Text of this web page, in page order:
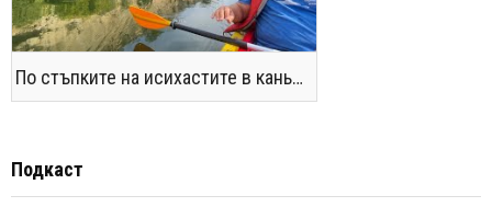
По стъпките на исихастите в каньоните на р. Янтра и Поломието
Подкаст